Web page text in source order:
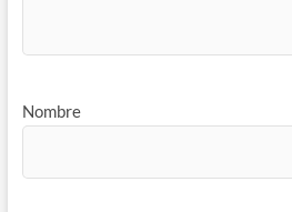
Nombre